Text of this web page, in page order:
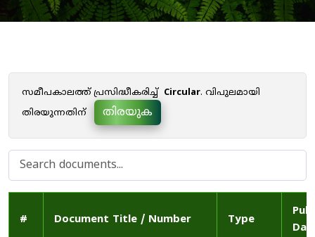
സമീപകാലത്ത് പ്രസിദ്ധീകരിച്ച് Circular. വിപുലമായി
തിരയുന്നതിന്
തിരയുക
# Document Title / Number Type